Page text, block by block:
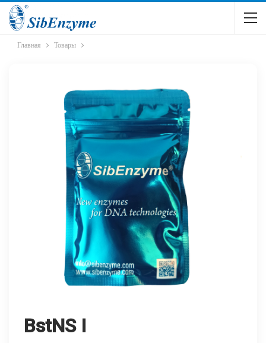
Главная Товары
BstNS I